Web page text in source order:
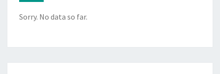
Sorry. No data so far.